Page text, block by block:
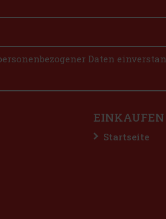
Daten
EINKAUFEN
Startseite